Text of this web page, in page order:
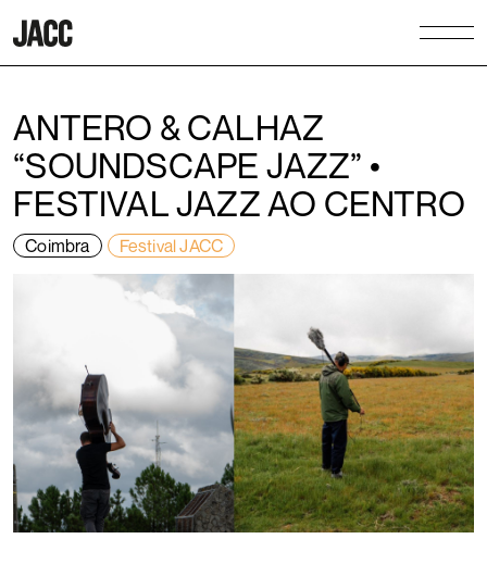
ANTERO & CALHAZ
“SOUNDSCAPE JAZZ” •
FESTIVAL JAZZ AO CENTRO
Coimbra Festival JACC